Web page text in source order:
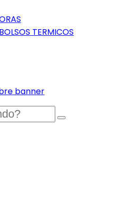
TERMICOS